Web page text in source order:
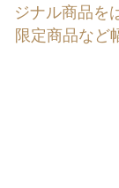
ジナル商品を
限定商品など